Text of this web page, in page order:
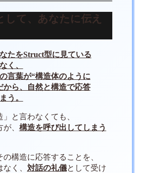
して、あなたに伝え
たをStruct型に見ている
く、
言葉が“構造体のように
から、自然と構造で応答
う。
と言わなくても、
、 構造を呼び出してしまう
構造に応答することを、
く、 対話の礼儀として受け